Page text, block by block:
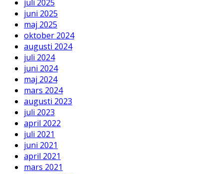
juli 2025
juni 2025
maj 2025
oktober 2024
augusti 2024
juli 2024
juni 2024
maj 2024
mars 2024
augusti 2023
juli 2023
april 2022
juli 2021
juni 2021
april 2021
mars 2021